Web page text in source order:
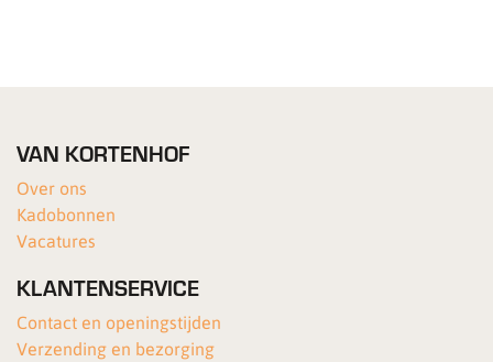
VAN KORTENHOF
Over ons
Kadobonnen
Vacatures
KLANTENSERVICE
Contact en openingstijden
Verzending en bezorging